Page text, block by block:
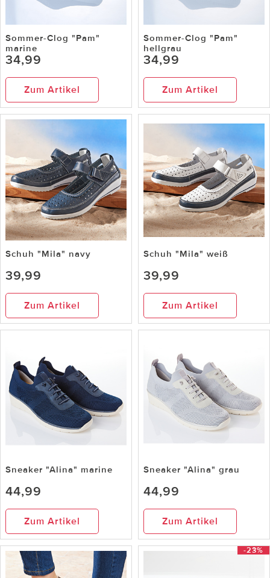
Sommer-Clog "Pam"
marine
34,99
Zum Artikel
Sommer-Clog "Pam"
hellgrau
34,99
Zum Artikel
Schuh "Mila" navy
39,99
Zum Artikel
Schuh "Mila" weiß
39,99
Zum Artikel
Sneaker "Alina" marine
44,99
Zum Artikel
Sneaker "Alina" grau
44,99
Zum Artikel
-23%